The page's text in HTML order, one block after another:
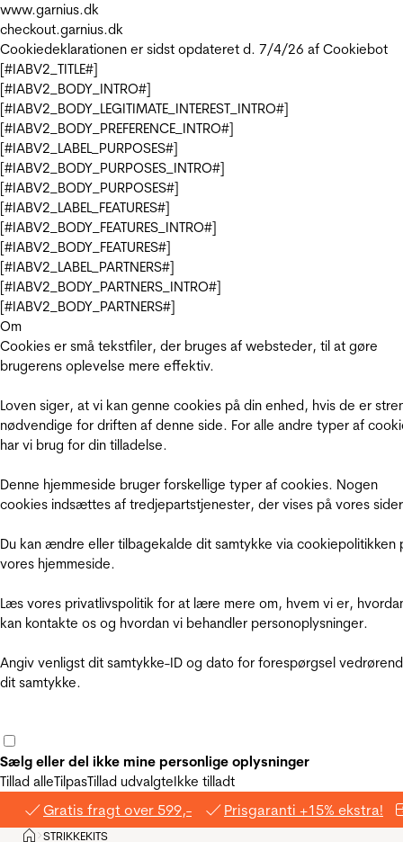
www.garnius.dk
checkout.garnius.dk
Cookiedeklarationen er sidst opdateret d. 7/4/26 af Cookiebot
[#IABV2_TITLE#]
[#IABV2_BODY_INTRO#]
[#IABV2_BODY_LEGITIMATE_INTEREST_INTRO#]
[#IABV2_BODY_PREFERENCE_INTRO#]
[#IABV2_LABEL_PURPOSES#]
[#IABV2_BODY_PURPOSES_INTRO#]
[#IABV2_BODY_PURPOSES#]
[#IABV2_LABEL_FEATURES#]
[#IABV2_BODY_FEATURES_INTRO#]
[#IABV2_BODY_FEATURES#]
[#IABV2_LABEL_PARTNERS#]
[#IABV2_BODY_PARTNERS_INTRO#]
[#IABV2_BODY_PARTNERS#]
Om
Cookies er små tekstfiler, der bruges af websteder, til at gøre
brugerens oplevelse mere effektiv.
Loven siger, at vi kan genne cookies på din enhed, hvis de er
nødvendige for driften af denne side. For alle andre typer af
har vi brug for din tilladelse.
Denne hjemmeside bruger forskellige typer af cookies. Nogen
cookies indsættes af tredjepartstjenester, der vises på vores
Du kan ændre eller tilbagekalde dit samtykke via cookiepolitikken
vores hjemmeside.
Læs vores privatlivspolitik for at lære mere om, hvem vi er,
kan kontakte os og hvordan vi behandler personoplysninger.
Angiv venligst dit samtykke-ID og dato for forespørgsel
dit samtykke.
Sælg eller del ikke mine personlige oplysninger
Tillad alleTilpasTillad udvalgteIkke tilladt
Gratis fragt over 599,- Prisgaranti +15% ekstra!
Hjem
>STRIKKEKITS